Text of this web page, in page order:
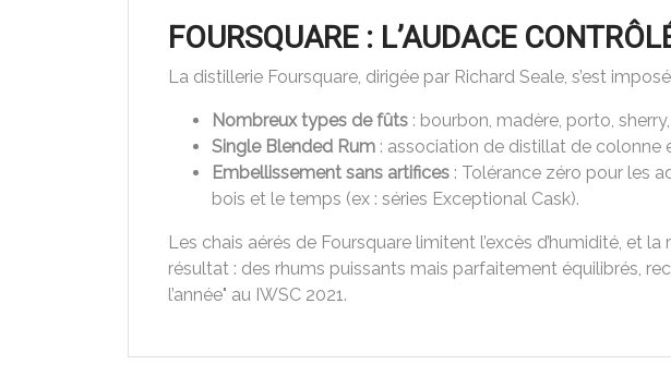
FOURSQUARE : L’AUDACE
La distillerie Foursquare, dirigée par Richard Seale, s’est
Nombreux types de fûts : bourbon, madère, porto,
Single Blended Rum : association de distillat de colonne
Embellissement sans artifices : Tolérance zéro pour les
bois et le temps (ex : séries Exceptional Cask).
Les chais aérés de Foursquare limitent l’excès d’humidité, et
résultat : des rhums puissants mais parfaitement équilibrés,
l’année" au IWSC 2021.